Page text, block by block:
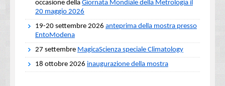
occasione della Giornata Mondiale della Metrologia il
20 maggio 2026
19-20 settembre 2026 anteprima della mostra presso
EntoModena
27 settembre MagicaScienza speciale Climatology
18 ottobre 2026 inaugurazione della mostra